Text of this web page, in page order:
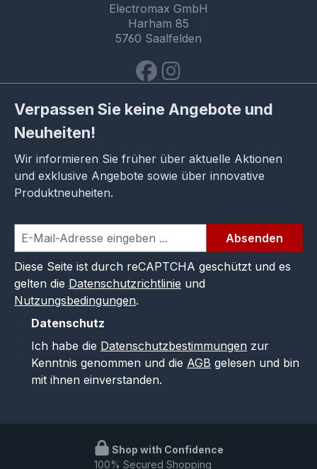
Electromax GmbH
Harham 85
5760 Saalfelden
Verpassen Sie keine Angebote und
Neuheiten!
Wir informieren Sie früher über aktuelle Aktionen
und exklusive Angebote sowie über innovative
Produktneuheiten.
Absenden
Diese Seite ist durch reCAPTCHA geschützt und es
gelten die Datenschutzrichtlinie und
Nutzungsbedingungen.
Datenschutz
Ich habe die Datenschutzbestimmungen zur
Kenntnis genommen und die AGB gelesen und bin
mit ihnen einverstanden.
Shop with Confidence
100% Secured Shopping